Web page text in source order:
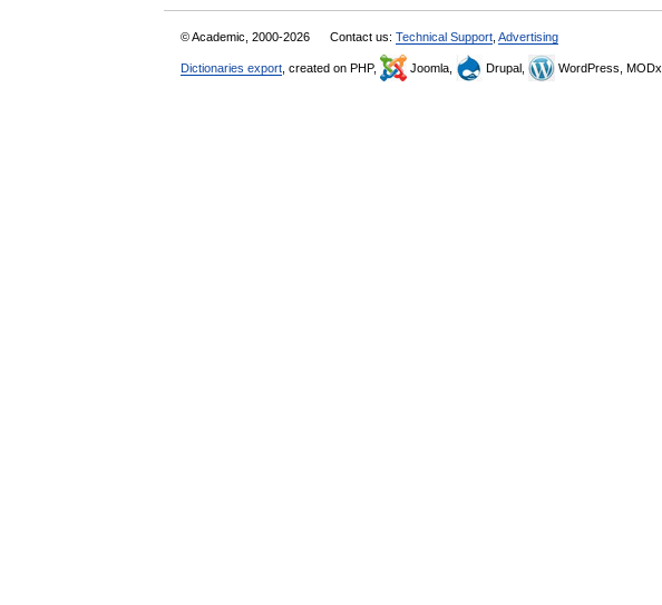
© Academic, 2000-2026 Contact us: Technical Support Advertising
Dictionaries export , created on PHP, Joomla, Drupal, WordPress, MODx.